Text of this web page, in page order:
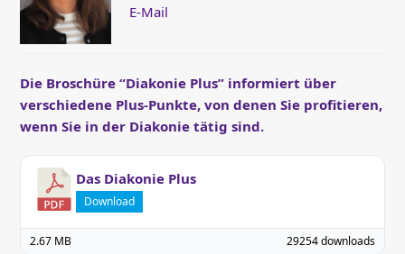
E-Mail
Die Broschüre “Diakonie Plus” informiert über
verschiedene Plus-Punkte, von denen Sie profitieren,
wenn Sie in der Diakonie tätig sind.
Das Diakonie Plus
Download
29254 downloads
2.67 MB